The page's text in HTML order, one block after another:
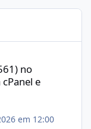
Como Afeta cPanel
no
e
em 12:00